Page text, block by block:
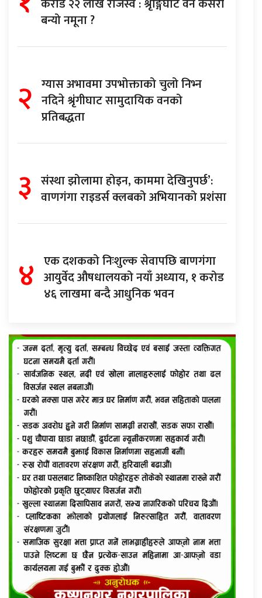
करोड २२ लाख राजस्व : श्रृङ्गिघाट वन कसरी
बन्यो नमूना ?
२ ग्यास अभावमा उपभोक्ताको चुलो निभ्न
नदिने श्रृंगीघाट सामुदायिक वनको
प्रतिबद्धता
३ संस्था झोलामा होइन, काममा देखिनुपर्छ’:
वाणगंगा राइडर्स क्लबको अभियानको प्रशंसा
४ एक दशकको निःशुल्क सेवापछि बाणगंगा
आयुर्वेद औषधालयको नयाँ अध्याय, १ करोड
४६ लाखमा बन्दै आधुनिक भवन